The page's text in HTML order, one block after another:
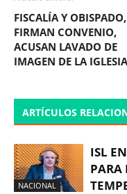
FISCALÍA Y OBISPADO,
FIRMAN CONVENIO,
ACUSAN LAVADO DE
IMAGEN DE LA IGLESIA
ARTÍCULOS
NACIONAL
ISL
PARA